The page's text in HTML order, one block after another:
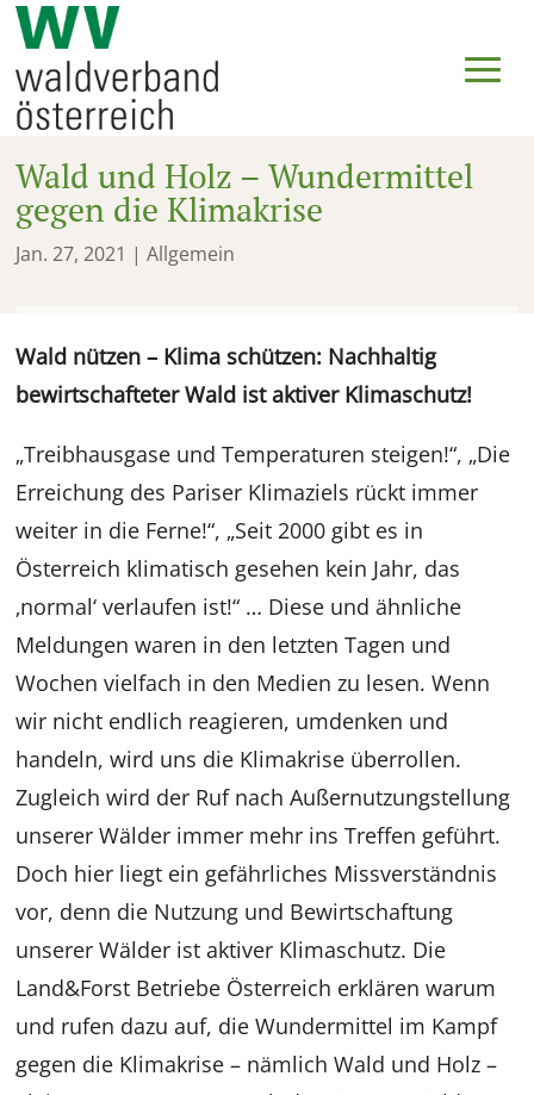
Wald und Holz – Wundermittel
gegen die Klimakrise
Jan. 27, 2021 | Allgemein
Wald nützen – Klima schützen: Nachhaltig
bewirtschafteter Wald ist aktiver Klimaschutz!
„Treibhausgase und Temperaturen steigen!“, „Die
Erreichung des Pariser Klimaziels rückt immer
weiter in die Ferne!“, „Seit 2000 gibt es in
Österreich klimatisch gesehen kein Jahr, das
‚normal‘ verlaufen ist!“ … Diese und ähnliche
Meldungen waren in den letzten Tagen und
Wochen vielfach in den Medien zu lesen. Wenn
wir nicht endlich reagieren, umdenken und
handeln, wird uns die Klimakrise überrollen.
Zugleich wird der Ruf nach Außernutzungstellung
unserer Wälder immer mehr ins Treffen geführt.
Doch hier liegt ein gefährliches Missverständnis
vor, denn die Nutzung und Bewirtschaftung
unserer Wälder ist aktiver Klimaschutz. Die
Land&Forst Betriebe Österreich erklären warum
und rufen dazu auf, die Wundermittel im Kampf
gegen die Klimakrise – nämlich Wald und Holz –